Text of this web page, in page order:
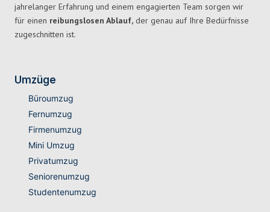
jahrelanger Erfahrung und einem engagierten Team sorgen wir
für einen reibungslosen Ablauf, der genau auf Ihre Bedürfnisse
zugeschnitten ist.
Umzüge
Büroumzug
Fernumzug
Firmenumzug
Mini Umzug
Privatumzug
Seniorenumzug
Studentenumzug